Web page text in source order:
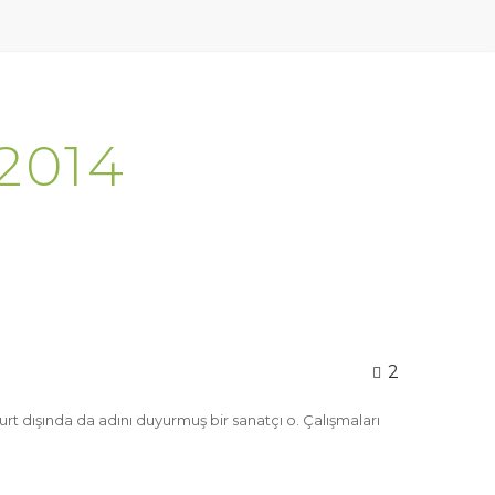
2
da adını duyurmuş bir sanatçı o. Çalışmaları